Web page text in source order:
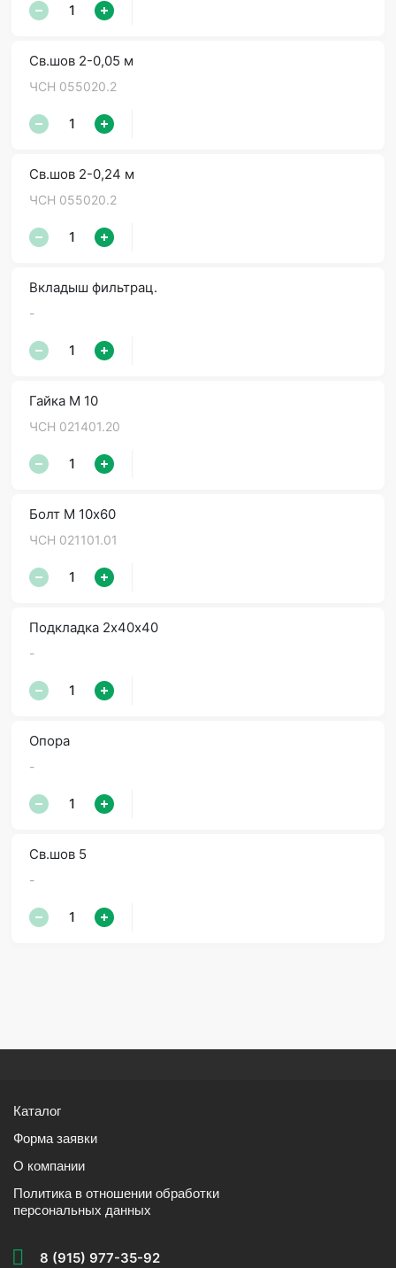
Св.шов 2-0,05 м
ЧСН 055020.2
Св.шов 2-0,24 м
ЧСН 055020.2
Вкладыш фильтрац.
-
Гайка М 10
ЧСН 021401.20
Болт М 10х60
ЧСН 021101.01
Подкладка 2х40х40
-
Опора
-
Св.шов 5
-
Каталог
Форма заявки
О компании
Политика в отношении обработки
персональных данных
8 (915) 977-35-92